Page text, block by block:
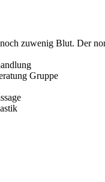
zuwenig Blut. Der
Gruppe